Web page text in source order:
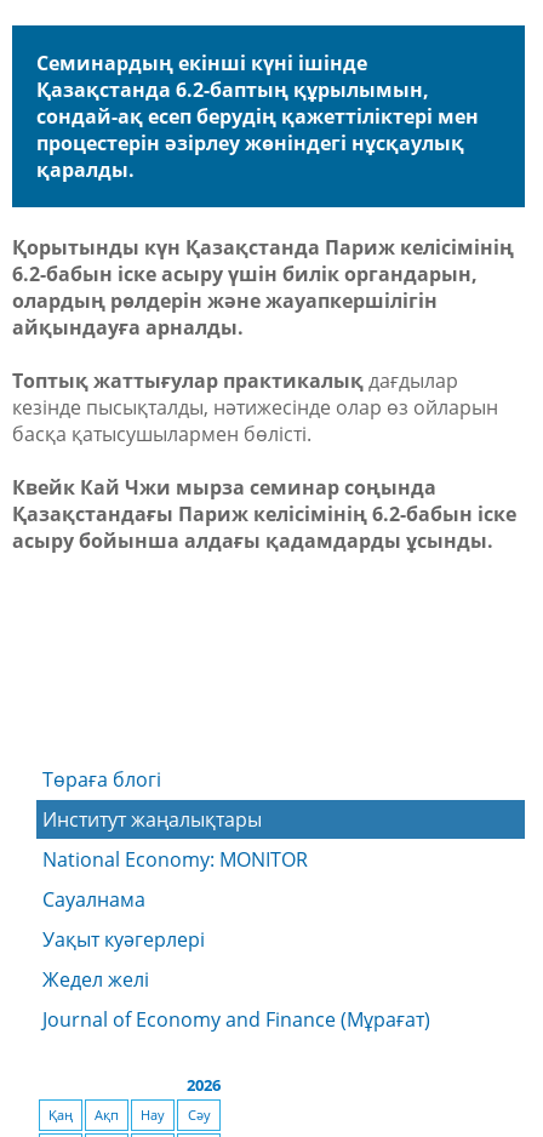
Семинардың екінші күні ішінде
Қазақстанда 6.2-баптың құрылымын,
сондай-ақ есеп берудің қажеттіліктері мен
процестерін әзірлеу жөніндегі нұсқаулық
қаралды.
Қорытынды күн Қазақстанда Париж келісімінің
6.2-бабын іске асыру үшін билік органдарын,
олардың рөлдерін және жауапкершілігін
айқындауға арналды.
Топтық жаттығулар практикалықдағдылар
кезінде пысықталды, нәтижесінде олар өз ойларын
басқа қатысушылармен бөлісті.
Квейк Кай Чжи мырза семинар соңында
Қазақстандағы Париж келісімінің 6.2-бабын іске
асыру бойынша алдағы қадамдарды ұсынды.
Төраға блогі
Институт жаңалықтары
National Economy: MONITOR
Сауалнама
Уақыт куәгерлері
Жедел желі
Journal of Economy and Finance (Мұрағат)
2026
Қаң Ақп Нау Сәу